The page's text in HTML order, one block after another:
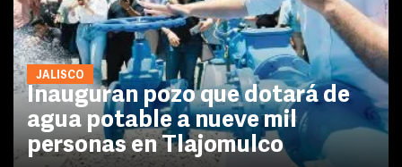
JALISCO
Inauguran pozo que dotará de
agua potable a nueve mil
personas en Tlajomulco